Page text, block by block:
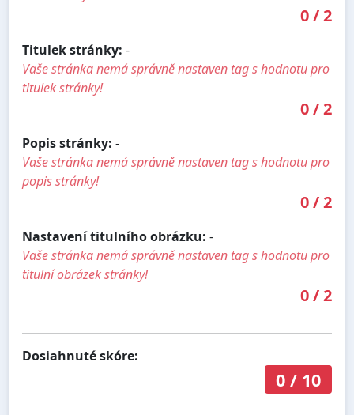
0/2
Titulek stránky: -
Vaše stránka nemá správně nastaven tag s hodnotu pro
titulek stránky!
0/2
Popis stránky: -
Vaše stránka nemá správně nastaven tag s hodnotu pro
popis stránky!
0/2
Nastavení titulního obrázku: -
Vaše stránka nemá správně nastaven tag s hodnotu pro
titulní obrázek stránky!
0/2
Dosiahnuté skóre:
0/ 10